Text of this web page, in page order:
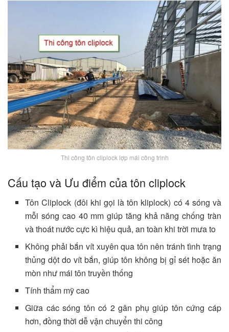
Thi công tôn cliplock lợp mái công trình
Cấu tạo và Ưu điểm của tôn cliplock
Tôn Cliplock (đôi khi gọi là tôn kliplock) có 4 sóng và
mỗi sóng cao 40 mm giúp tăng khả năng chống tràn
và thoát nước cực kì hiệu quả, an toàn khi trời mưa to
Không phải bắn vít xuyên qua tôn nên tránh tình trạng
thủng dột do vít bắn, giúp tôn không bị gỉ sét hoặc ăn
mòn như mái tôn truyền thống
Tính thẩm mỹ cao
Giữa các sóng tôn có 2 gân phụ giúp tôn cứng cáp
hơn, đồng thời dễ vận chuyển thi công